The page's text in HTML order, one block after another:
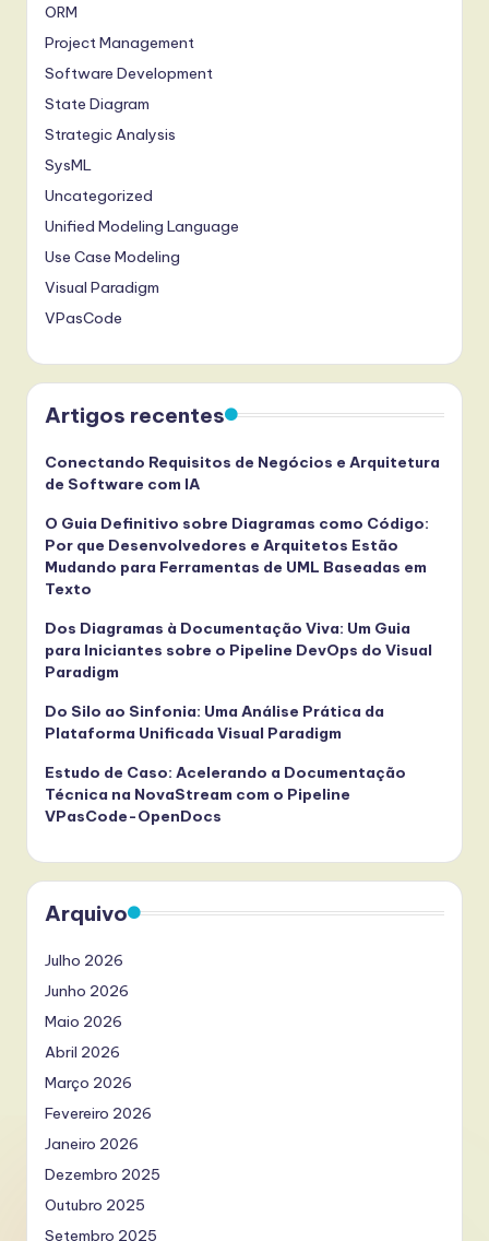
ORM
Project Management
Software Development
State Diagram
Strategic Analysis
SysML
Uncategorized
Unified Modeling Language
Use Case Modeling
Visual Paradigm
VPasCode
Artigos recentes
Conectando Requisitos de Negócios e Arquitetura
de Software com IA
O Guia Definitivo sobre Diagramas como Código:
Por que Desenvolvedores e Arquitetos Estão
Mudando para Ferramentas de UML Baseadas em
Texto
Dos Diagramas à Documentação Viva: Um Guia
para Iniciantes sobre o Pipeline DevOps do Visual
Paradigm
Do Silo ao Sinfonia: Uma Análise Prática da
Plataforma Unificada Visual Paradigm
Estudo de Caso: Acelerando a Documentação
Técnica na NovaStream com o Pipeline
VPasCode-OpenDocs
Arquivo
Julho 2026
Junho 2026
Maio 2026
Abril 2026
Março 2026
Fevereiro 2026
Janeiro 2026
Dezembro 2025
Outubro 2025
Setembro 2025